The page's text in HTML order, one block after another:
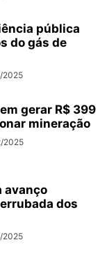
pública
do gás de
2025
gerar R$ 399
mineração
2025
avanço
dos
2025